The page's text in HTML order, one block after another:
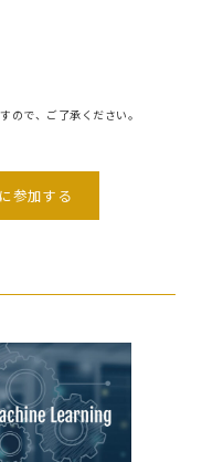
ので、ご了承ください。
参加する